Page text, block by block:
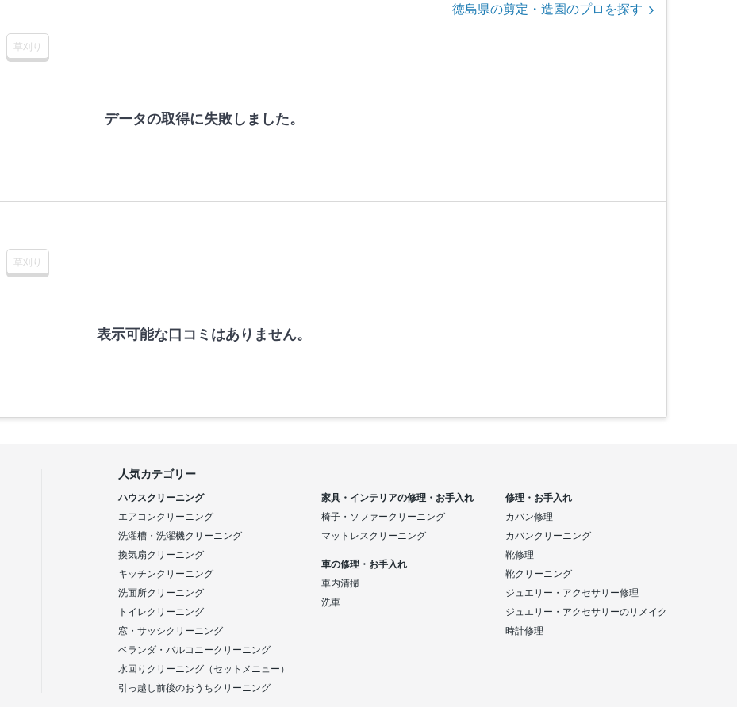
徳島県の剪定・造園のプロを探す
草刈り
データの取得に失敗しました。
草刈り
表示可能な口コミはありません。
人気カテゴリー
ハウスクリーニング
エアコンクリーニング
洗濯槽・洗濯機クリーニング
換気扇クリーニング
キッチンクリーニング
洗面所クリーニング
トイレクリーニング
窓・サッシクリーニング
ベランダ・バルコニークリーニング
水回りクリーニング（セットメニュー）
引っ越し前後のおうちクリーニング
家具・インテリアの修理・お手入れ
椅子・ソファークリーニング
マットレスクリーニング
車の修理・お手入れ
車内清掃
洗車
修理・お手入れ
カバン修理
カバンクリーニング
靴修理
靴クリーニング
ジュエリー・アクセサリー修理
ジュエリー・アクセサリーのリメイク
時計修理